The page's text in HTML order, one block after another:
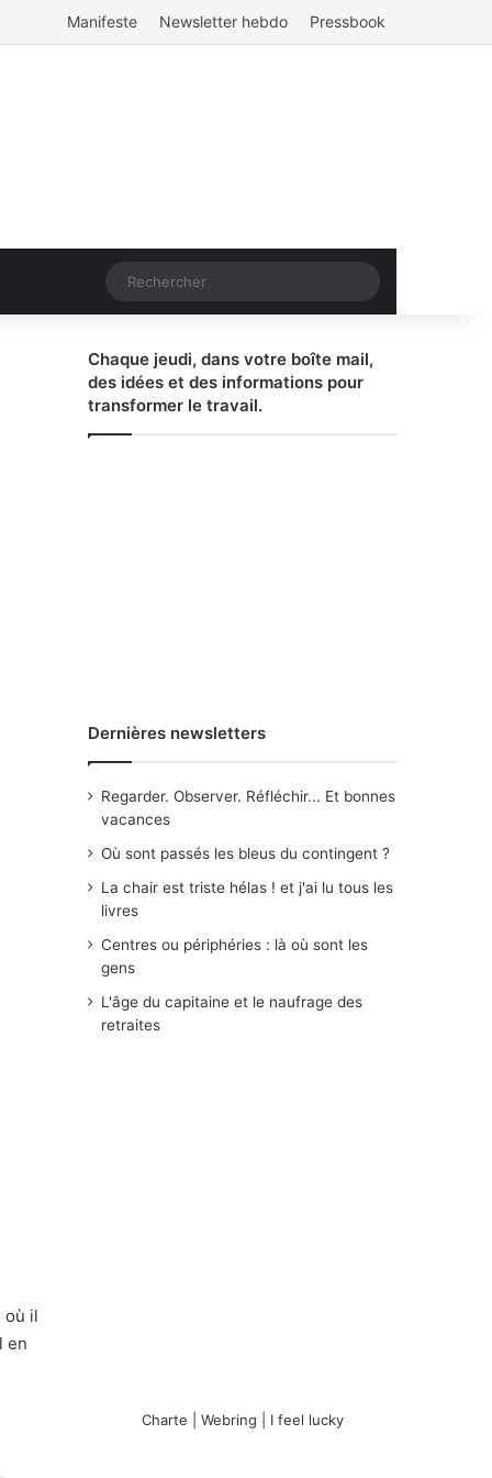
Manifeste Newsletter hebdo Pressbook
où il
en
Chaque jeudi, dans votre boîte mail,
des idées et des informations pour
transformer le travail.
Dernières newsletters
Regarder. Observer. Réfléchir... Et bonnes
vacances
Où sont passés les bleus du contingent ?
La chair est triste hélas ! et j'ai lu tous les
livres
Centres ou périphéries : là où sont les
gens
L'âge du capitaine et le naufrage des
retraites
Charte Webring I feel lucky